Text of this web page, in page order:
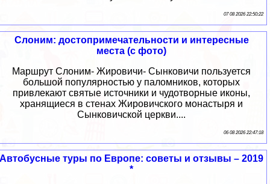
07 08 2026 22:50:22
Слоним: достопримечательности и интересные
места (с фото)
Маршрут Слоним- Жировичи- Сынковичи пользуется
большой популярностью у паломников, которых
привлекают святые источники и чудотворные иконы,
хранящиеся в стенах Жировичского монастыря и
Сынковичской церкви....
06 08 2026 22:47:18
Автобусные туры по Европе: советы и отзывы – 2019
*